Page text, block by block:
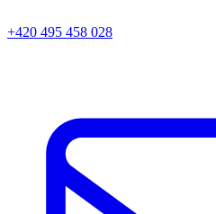
+420 495 458 028